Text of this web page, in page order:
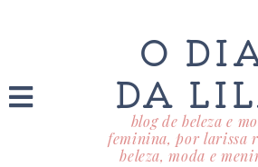
O
DA
blog de beleza e
feminina, por larissa
beleza, moda e